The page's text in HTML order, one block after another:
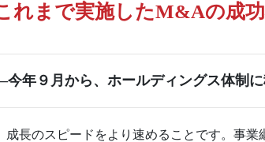
れまで実施したM&Aの成
年９月から、ホールディングス体制
成長のスピードをより速めることです。事業